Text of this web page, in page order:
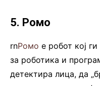
5. Ромо
rnРомо е робот кој
за роботика и
детектира лица, да